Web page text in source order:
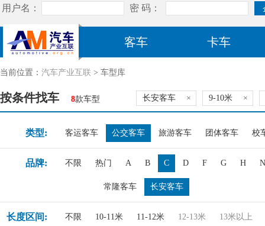
客车 卡车
当前位置： 汽车产业互联 > 车型库
按条件找车 8款车型 长安客车 × 9-10米 ×
类型: 客运客车 公交客车 旅游客车 团体客车 校
品牌: 不限 热门 A B C D F G H N
常隆客车 长安客车
长度区间: 不限 10-11米 11-12米 12-13米 13米以上